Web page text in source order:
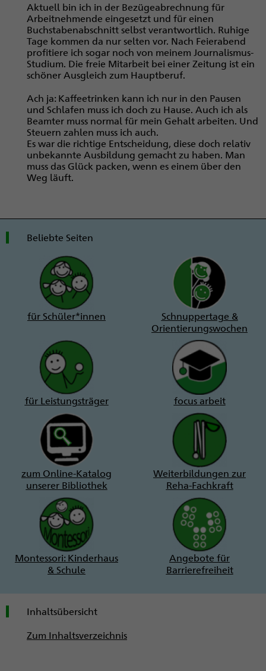
Aktuell bin ich in der Bezügeabrechnung für
Arbeitnehmende eingesetzt und für einen
Buchstabenabschnitt selbst verantwortlich. Ruhige
Tage kommen da nur selten vor. Nach Feierabend
profitiere ich sogar noch von meinem Journalismus-
Studium. Die freie Mitarbeit bei einer Zeitung ist ein
schöner Ausgleich zum Hauptberuf.
Ach ja: Kaffeetrinken kann ich nur in den Pausen
und Schlafen muss ich doch zu Hause. Auch ich als
Beamter muss normal für mein Gehalt arbeiten. Und
Steuern zahlen muss ich auch.
Es war die richtige Entscheidung, diese doch relativ
unbekannte Ausbildung gemacht zu haben. Man
muss das Glück packen, wenn es einem über den
Weg läuft.
Beliebte Seiten
für Schüler*innen
Schnuppertage &
Orientierungswochen
für Leistungsträger focus arbeit
zum Online-Katalog
unserer Bibliothek
Weiterbildungen zur
Reha-Fachkraft
Montessori: Kinderhaus
& Schule
Angebote für
Barrierefreiheit
Inhaltsübersicht
Zum Inhaltsverzeichnis